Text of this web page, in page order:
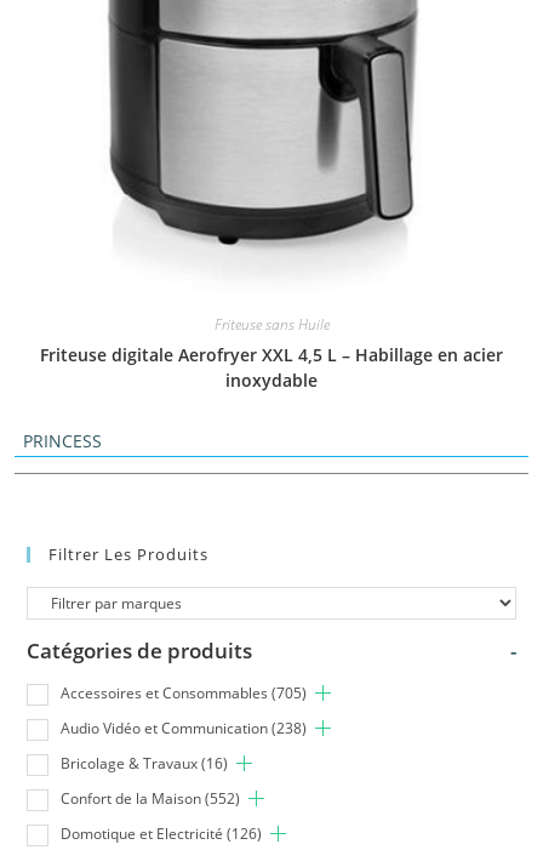
Friteuse sans Huile
Friteuse digitale Aerofryer XXL 4,5 L – Habillage en acier
inoxydable
PRINCESS
Filtrer Les Produits
Catégories de produits -
Accessoires et Consommables (705)
Audio Vidéo et Communication (238)
Bricolage & Travaux (16)
Confort de la Maison (552)
Domotique et Electricité (126)